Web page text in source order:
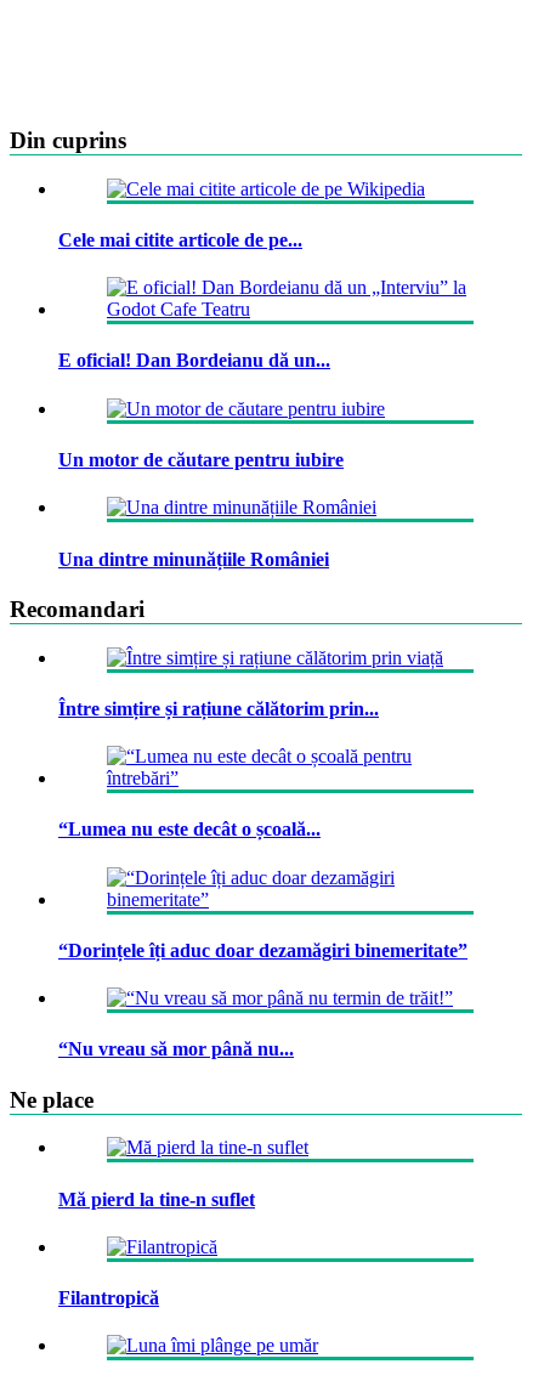
Din cuprins
Cele mai citite articole de pe...
E oficial! Dan Bordeianu dă un...
Un motor de căutare pentru iubire
Una dintre minunățiile României
Recomandari
Între simțire și rațiune călătorim prin...
“Lumea nu este decât o școală...
“Dorințele îți aduc doar dezamăgiri binemeritate”
“Nu vreau să mor până nu...
Ne place
Mă pierd la tine-n suflet
Filantropică